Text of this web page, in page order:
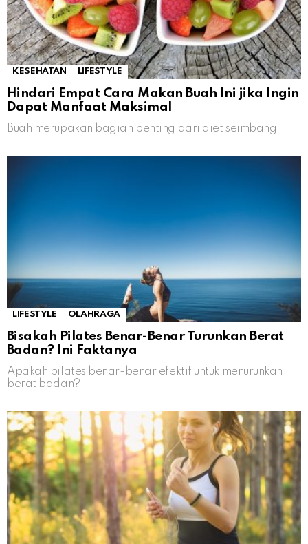
KESEHATAN LIFESTYLE
Hindari Empat Cara Makan Buah Ini jika Ingin
Dapat Manfaat Maksimal
Buah merupakan bagian penting dari diet seimbang
LIFESTYLE OLAHRAGA
Bisakah Pilates Benar-Benar Turunkan Berat
Badan? Ini Faktanya
Apakah pilates benar-benar efektif untuk menurunkan
berat badan?